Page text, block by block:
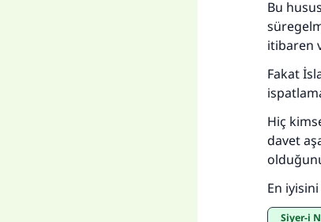
Bu
itibaren
Fakat
Hiç
davet
En
Siyer-i